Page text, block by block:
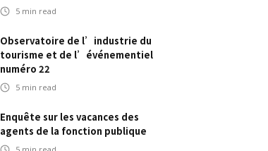
5 min read
Observatoire de l’industrie du
tourisme et de l’événementiel
numéro 22
5 min read
Enquête sur les vacances des
agents de la fonction publique